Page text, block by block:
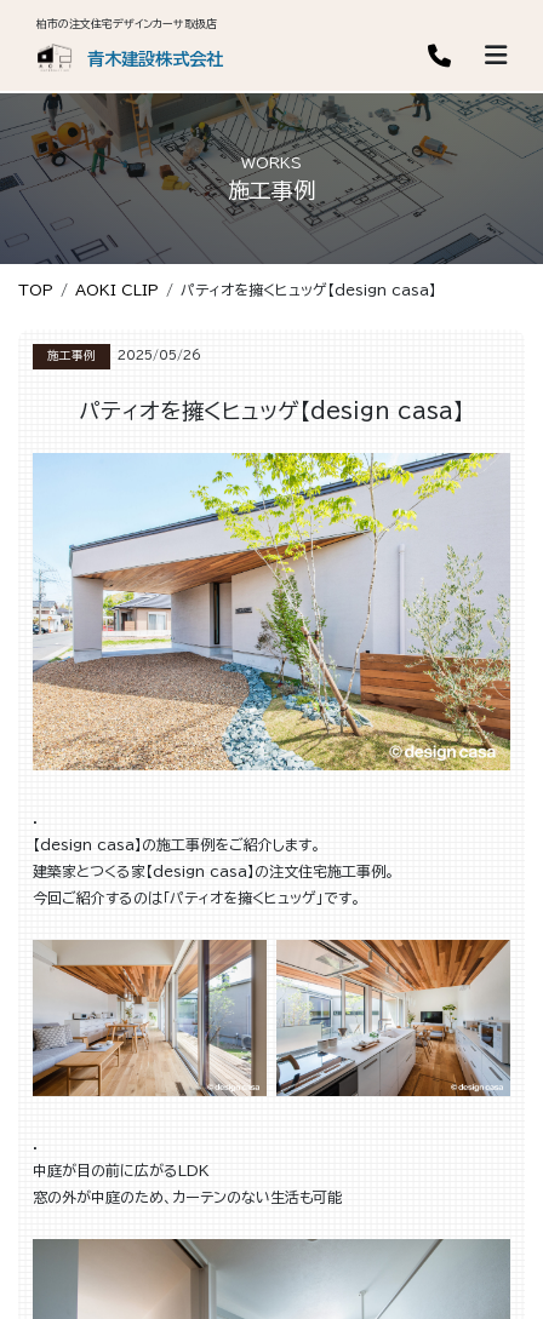
柏市の注文住宅デザインカーサ取扱店
青木建設株式会社
WORKS
施工事例
TOP AOKI CLIP パティオを擁くヒュッゲ【design casa】
施工事例 2025/05/26
パティオを擁くヒュッゲ【design casa】
．
【design casa】の施工事例をご紹介します。
建築家とつくる家【design casa】の注文住宅施工事例。
今回ご紹介するのは「パティオを擁くヒュッゲ」です。
中庭が目の前に広がるLDK
窓の外が中庭のため、カーテンのない生活も可能